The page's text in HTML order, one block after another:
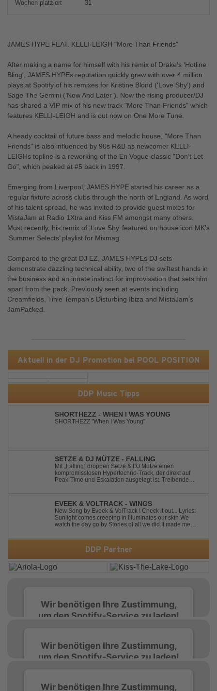
Aktuell in der DJ Promotion bei POOL POSITION
DDP Music Tipps
SHORTHEZZ - WHEN I WAS YOUNG
SHORTHEZZ "When I Was Young"
SETZE & DJ MÜTZE - FALLING
Mit „Falling“ droppen Setze & DJ Mütze einen
kompromisslosen Hypertechno-Track, der direkt auf
Peak-Time und Eskalation ausgelegt ist. Treibende
– roh, schnell und absolut mitreißend. Zwischen ...
EVEEK & VOLTRACK - WINGS
New Song by Eveek & VolTrack ! Check it out... Lyrics:
Sunlight comes creeping in Illuminates our skin We
watch the day go by Stories of all we did It made me
We danced on top of cars ...
DDP Partner
Wir benötigen Ihre Zustimmung,
um den Spotify-Service zu laden!
einzubetten. Dieser Service kann Daten zu
Ihren Aktivitäten sammeln. Bitte lesen Sie die
Wir benötigen Ihre Zustimmung,
um den Spotify-Service zu laden!
Wir benötigen Ihre Zustimmung,
Wochen platziert
31
JAMES HYPE FEAT. KELLI-LEIGH "More Than Friends"
After making a name for himself with his remix of Drake’s ‘Hotline
Bling’, JAMES HYPEs reputation quickly grew with over 4 million
plays at Spotify of his remixes for Kristine Blond (‘Love Shy’) and
Sage The Gemini (‘Now And Later’). Now the rising producer/DJ
has shared a VIP mix of his new track "More Than Friends" which
features KELLI-LEIGH and is out now on One More Tune.
A heady cocktail of future bass and melodic house, "More Than
Friends" is also influenced by 90s R&B as newcomer KELLI-
LEIGHs topline is a reworking of the En Vogue classic "Don’t Let
Go", which peaked at #5 back in 1997.
Emerging from Liverpool, JAMES HYPE started his career as a
regular fixture across clubs through the north of England. As word
of his talent spread, he was invited to provide guest mixes for
MistaJam at Radio 1Xtra and Kiss FM amongst many others.
Most recently, his remix of ‘Love Shy’ featured on house icon MK’s
‘Summer Selects’ playlist for Mixmag.
Compared to the great DJ EZ, JAMES HYPEs DJ sets
demonstrate dazzling technical ability, two of the swiftest hands in
the business and an innate instinct for improvisation that sets him
apart from the pack. Previously seen at events including
Creamfields, Tinie Tempah’s Disturbing Ibiza and MistaJam’s
JamPacked.